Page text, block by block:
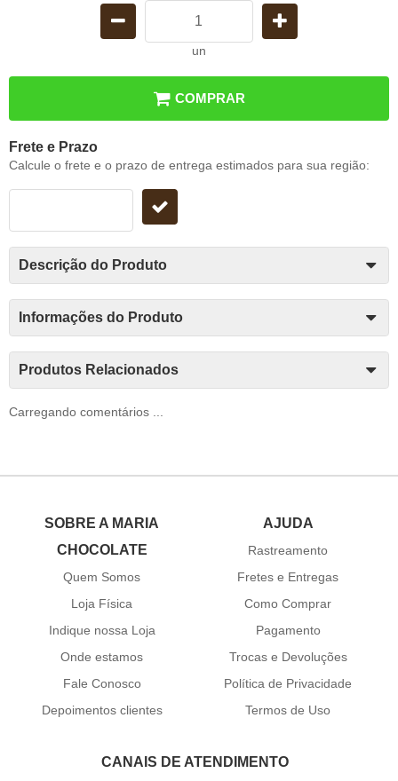
un
COMPRAR
Frete e Prazo
Calcule o frete e o prazo de entrega estimados para sua região:
Descrição do Produto
Informações do Produto
Produtos Relacionados
Carregando comentários ...
SOBRE A MARIA
CHOCOLATE
Quem Somos
Loja Física
Indique nossa Loja
Onde estamos
Fale Conosco
Depoimentos clientes
AJUDA
Rastreamento
Fretes e Entregas
Como Comprar
Pagamento
Trocas e Devoluções
Política de Privacidade
Termos de Uso
CANAIS DE ATENDIMENTO